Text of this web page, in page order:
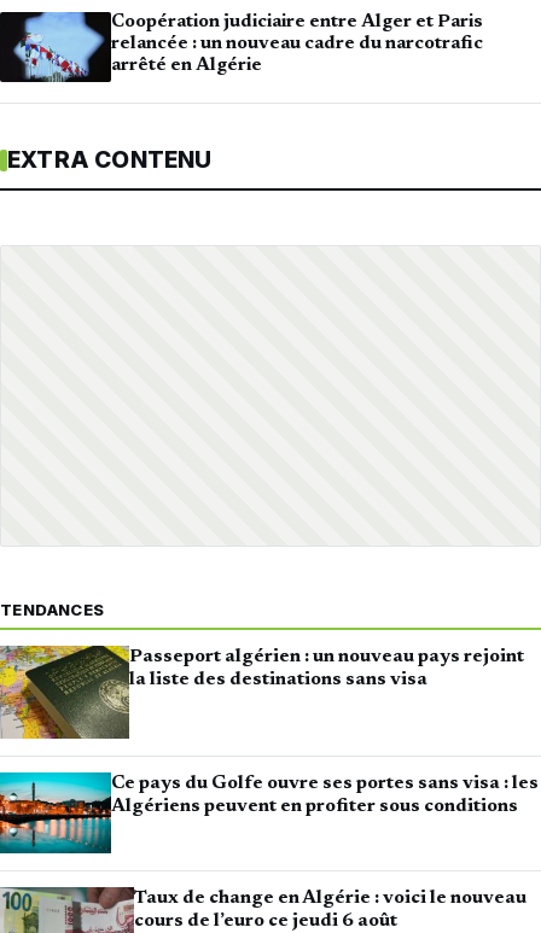
Coopération judiciaire entre Alger et Paris
relancée : un nouveau cadre du narcotrafic
arrêté en Algérie
EXTRA CONTENU
TENDANCES
Passeport algérien : un nouveau pays rejoint
la liste des destinations sans visa
Ce pays du Golfe ouvre ses portes sans visa : les
Algériens peuvent en profiter sous conditions
Taux de change en Algérie : voici le nouveau
cours de l’euro ce jeudi 6 août